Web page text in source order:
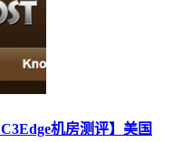
机房测评】美国